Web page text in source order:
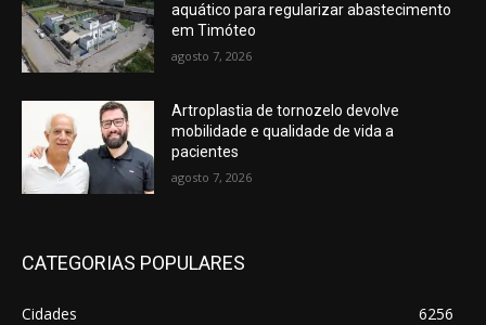
aquático para regularizar abastecimento
em Timóteo
agosto 7, 2026
Artroplastia de tornozelo devolve
mobilidade e qualidade de vida a
pacientes
agosto 7, 2026
CATEGORIAS POPULARES
Cidades
6256